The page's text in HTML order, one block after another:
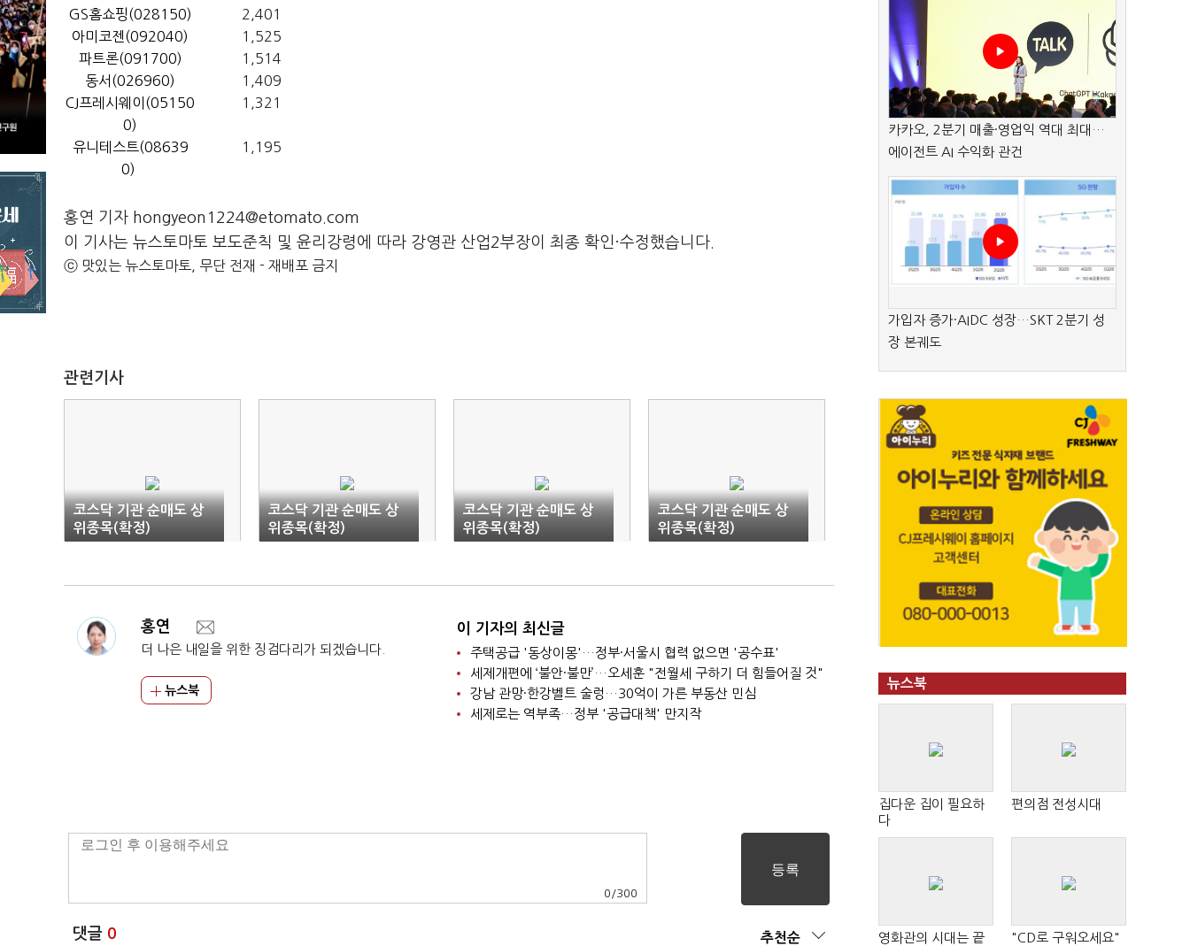
GS홈쇼핑(028150)
2,401
아미코젠(092040)
1,525
파트론(091700)
1,514
동서(026960)
1,409
CJ프레시웨이(05150
0)
1,321
유니테스트(08639
0)
1,195
홍연 기자 hongyeon1224@etomato.com
이 기사는 뉴스토마토 보도준칙 및 윤리강령에 따라 강영관 산업2부장이 최종 확인·수정했습니다.
ⓒ 맛있는 뉴스토마토, 무단 전재 - 재배포 금지
관련기사
코스닥 기관 순매도 상
위종목(확정)
코스닥 기관 순매도 상
위종목(확정)
코스닥 기관 순매도 상
위종목(확정)
코스닥 기관 순매도 상
위종목(확정)
홍연
더 나은 내일을 위한 징검다리가 되겠습니다.
뉴스북
이 기자의 최신글
주택공급 '동상이몽'…정부·서울시 협력 없으면 '공수표'
세제개편에 ‘불안·불만’…오세훈 "전월세 구하기 더 힘들어질 것"
강남 관망·한강벨트 술렁…30억이 가른 부동산 민심
세제로는 역부족…정부 '공급대책' 만지작
0 /300
댓글 0 추천순
카카오, 2분기 매출·영업익 역대 최대…
에이전트 AI 수익화 관건
가입자 증가·AIDC 성장…SKT 2분기 성
장 본궤도
뉴스북
집다운 집이 필요하
다
편의점 전성시대
영화관의 시대는 끝
"CD로 구워오세요"